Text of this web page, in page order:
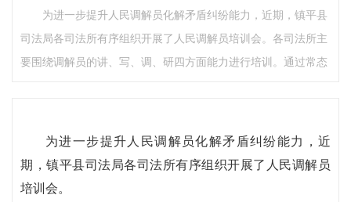
为进一步提升人民调解员化解矛盾纠纷能力，近期，镇平县
司法局各司法所有序组织开展了人民调解员培训会。各司法所主
要围绕调解员的讲、写、调、研四方面能力进行培训。通过常态
为进一步提升人民调解员化解矛盾纠纷能力，近
期，镇平县司法局各司法所有序组织开展了人民调解员
培训会。